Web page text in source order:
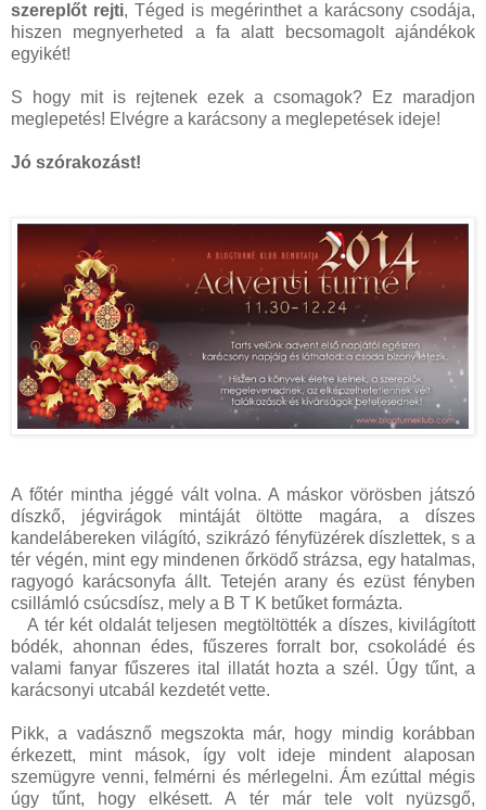
szereplőt rejti, Téged is megérinthet a karácsony csodája,
hiszen megnyerheted a fa alatt becsomagolt ajándékok
egyikét!
S hogy mit is rejtenek ezek a csomagok? Ez maradjon
meglepetés! Elvégre a karácsony a meglepetések ideje!
Jó szórakozást!
A főtér mintha jéggé vált volna. A máskor vörösben játszó
díszkő, jégvirágok mintáját öltötte magára, a díszes
kandelábereken világító, szikrázó fényfüzérek díszlettek, s a
tér végén, mint egy mindenen őrködő strázsa, egy hatalmas,
ragyogó karácsonyfa állt. Tetején arany és ezüst fényben
csillámló csúcsdísz, mely a B T K betűket formázta.
A tér két oldalát teljesen megtöltötték a díszes, kivilágított
bódék, ahonnan édes, fűszeres forralt bor, csokoládé és
valami fanyar fűszeres ital illatát hozta a szél. Úgy tűnt, a
karácsonyi utcabál kezdetét vette.
Pikk, a vadásznő megszokta már, hogy mindig korábban
érkezett, mint mások, így volt ideje mindent alaposan
szemügyre venni, felmérni és mérlegelni. Ám ezúttal mégis
úgy tűnt, hogy elkésett. A tér már tele volt nyüzsgő,